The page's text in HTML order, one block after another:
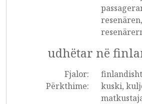
udhëtar në
Fjalor:
finlandisht
Përkthime:
kuski,